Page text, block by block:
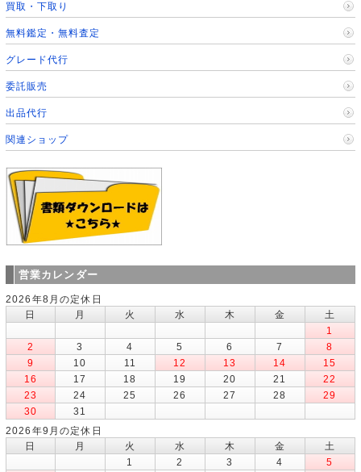
買取・下取り
無料鑑定・無料査定
グレード代行
委託販売
出品代行
関連ショップ
営業カレンダー
2026年8月の定休日
日
月 火 水 木 金
土
1
2
3 4 5 6 7
8
9
10 11 12 13 14
15
16
17 18 19 20 21
22
23
24 25 26 27 28
29
30
31
2026年9月の定休日
日
月 火 水 木 金
土
1
2 3 4
5